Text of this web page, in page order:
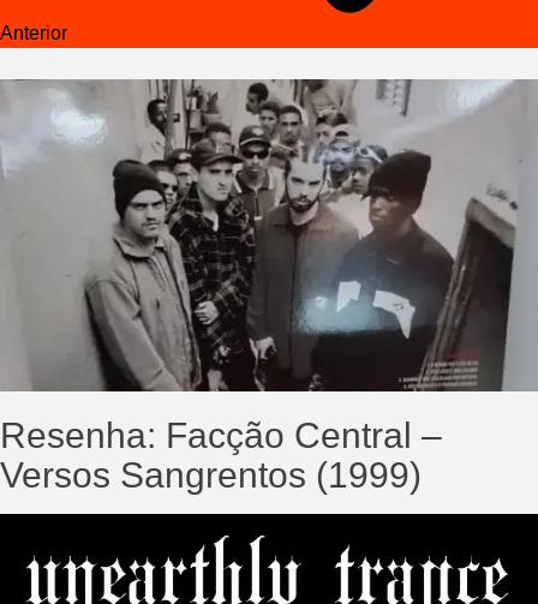
Anterior
Resenha: Facção Central –
Versos Sangrentos (1999)